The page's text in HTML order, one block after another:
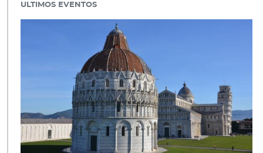
ULTIMOS EVENTOS